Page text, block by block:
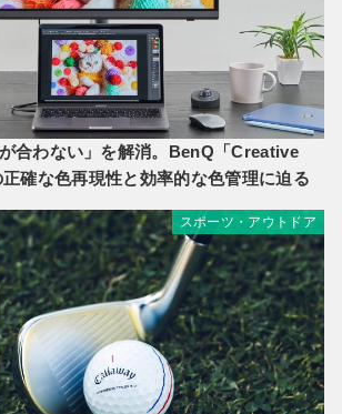
合わない」を解消。BenQ「Creative
確な色再現性と効率的な色管理に迫る
スポーツ・アウトドア